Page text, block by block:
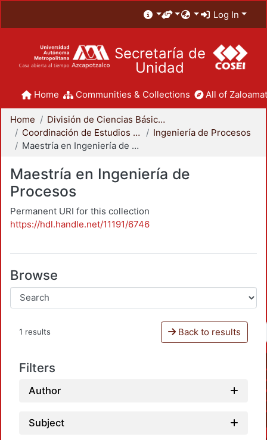
Log In
Secretaría de
Unidad
Home Communities & Collections All of
Home
División de Ciencias Básicas e Ingeniería
Coordinación de Estudios de Posgrado - CBI
Ingeniería de Procesos
Maestría en Ingeniería de Procesos
Maestría en Ingeniería de
Procesos
Permanent URI for this collection
https://hdl.handle.net/11191/6746
Browse
1 results Back to results
Filters
Author
Subject